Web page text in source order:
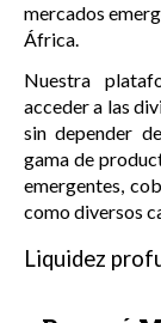
mercados
África.
Nuestra
acceder a las
sin depender
gama de
emergentes,
como diversos
Liquidez